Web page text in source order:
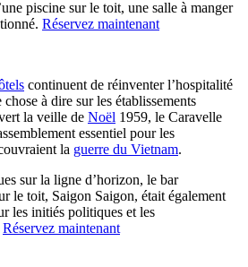
piscine sur le toit, une salle à manger
Réservez maintenant
continuent de réinventer l’hospitalité
à dire sur les établissements
la veille de Noël 1959, le Caravelle
essentiel pour les
la guerre du Vietnam.
sur la ligne d’horizon, le bar
le toit, Saigon Saigon, était également
les initiés politiques et les
Réservez maintenant